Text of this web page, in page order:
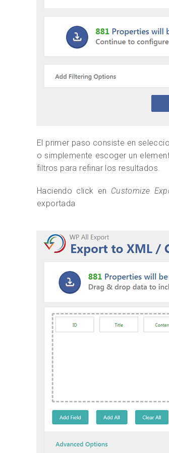
El primer paso consiste en
o simplemente escoger un
filtros para refinar los resultados.
Haciendo click en Customize
exportada